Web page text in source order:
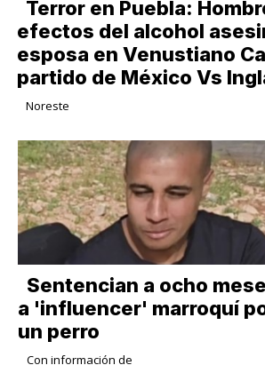
Terror en Puebla:
efectos del alcohol
esposa en Venustiano
partido de México Vs
Noreste
Sentencian a ocho
a 'influencer' marroquí
un perro
Con información de